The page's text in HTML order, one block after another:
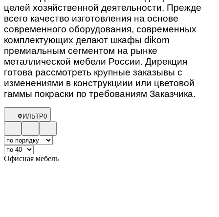
целей хозяйственной деятельности. Прежде
всего качество изготовления на основе
современного оборудования, современных
комплектующих делают шкафы dikom
премиальным сегментом на рынке
металлической мебели России. Дирекция
готова рассмотреть крупные заказывы с
изменениями в конструкциии или цветовой
гаммы покраски по требованиям Заказчика.
ФИЛЬТР0
Офисная мебель